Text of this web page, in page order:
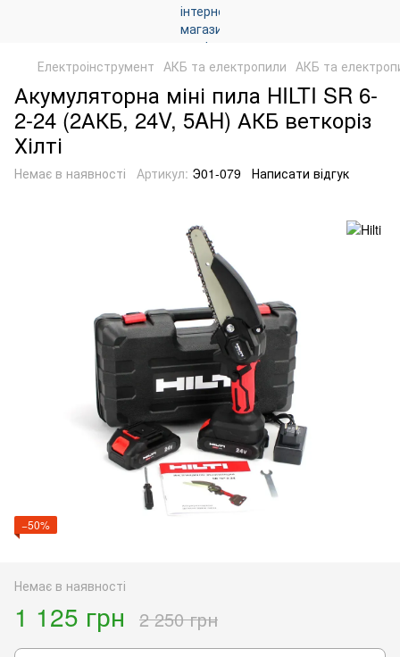
Електроінструмент АКБ та електропили АКБ та
Акумуляторна міні пила HILTI SR 6-
2-24 (2АКБ, 24V, 5AH) АКБ веткоріз
Хілті
Немає в наявності Артикул: Э01-079 Написати відгук
−50%
Немає в наявності
1 125 грн 2 250 грн